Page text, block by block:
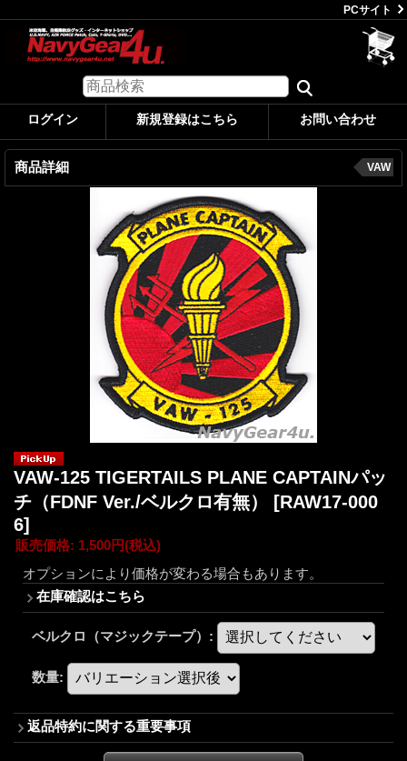
PCサイト
ログイン 新規登録はこちら お問い合わせ
商品詳細 VAW
VAW-125 TIGERTAILS PLANE CAPTAINパッ
チ（FDNF Ver./ベルクロ有無） [RAW17-000
6]
販売価格: 1,500円(税込)
オプションにより価格が変わる場合もあります。
在庫確認はこちら
ベルクロ（マジックテープ） :
数量:
返品特約に関する重要事項